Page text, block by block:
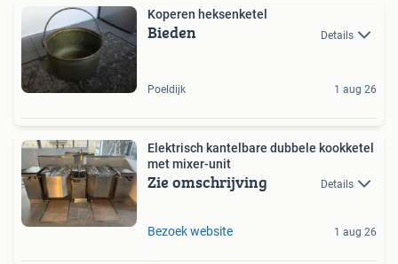
Koperen heksenketel
Bieden Details
Poeldijk 1 aug 26
Elektrisch kantelbare dubbele kookketel
met mixer-unit
Zie omschrijving Details
Bezoek website 1 aug 26